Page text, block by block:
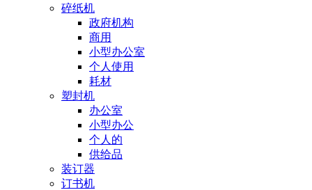
碎纸机
政府机构
商用
小型办公室
个人使用
耗材
塑封机
办公室
小型办公
个人的
供给品
装订器
订书机